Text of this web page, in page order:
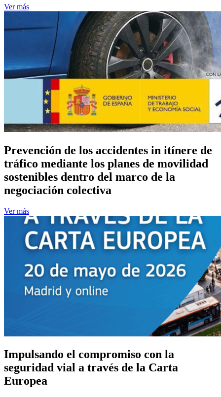
Ver más
Prevención de los accidentes in itínere de
tráfico mediante los planes de movilidad
sostenibles dentro del marco de la
negociación colectiva
Ver más
Impulsando el compromiso con la
seguridad vial a través de la Carta
Europea